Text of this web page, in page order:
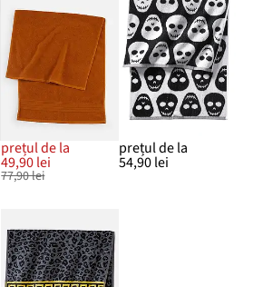
prețul de la
49,90 lei
77,90 lei
prețul de la
54,90 lei